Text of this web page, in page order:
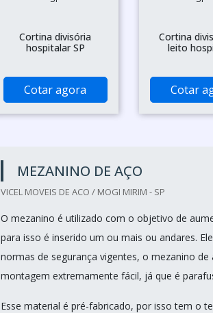
Cortina divisória
hospitalar SP
Cotar agora
Cortina
leito
Cotar
MEZANINO DE AÇO
VICEL MOVEIS DE ACO / MOGI MIRIM - SP
O mezanino é utilizado com o objetivo de
para isso é inserido um ou mais ou andares.
normas de segurança vigentes, o mezanino
montagem extremamente fácil, já que é
Esse material é pré-fabricado, por isso tem o